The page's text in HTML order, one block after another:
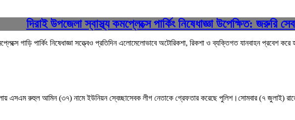
দিরাই উপজেলা স্বাস্থ্য কমপ্লেক্সে পার্কিং নিষেধাজ্ঞা উপেক্ষিত: জরুরি
গাড়ি পার্কিং নিষেধাজ্ঞা সত্ত্বেও প্রতিদিন এলোমেলোভাবে অটোরিকশা, রিকশা ও ব্যক্তিগত যানবাহন প্রবেশ
এসএম রুহুল আমিন (৩৭) নামে ইউনিয়ন স্বেচ্ছাসেবক লীগ নেতাকে গ্রেফতার করেছে পুলিশ।সোমবার (৭ জুলাই)